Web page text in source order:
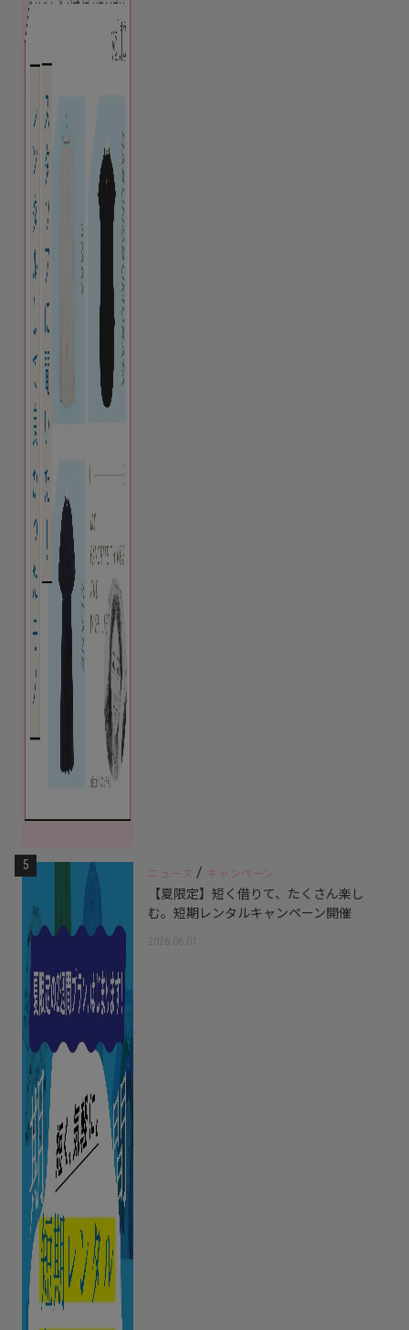
5 ニュース / キャンペーン
【夏限定】短く借りて、たくさん楽し
む。短期レンタルキャンペーン開催
2026.06.01